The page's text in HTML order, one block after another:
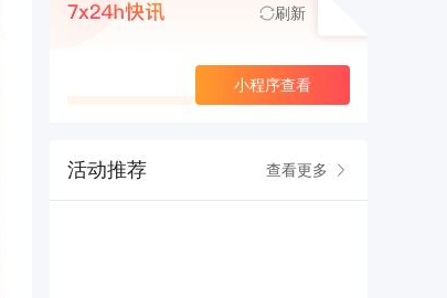
刷新
小程序查看
活动推荐 查看更多